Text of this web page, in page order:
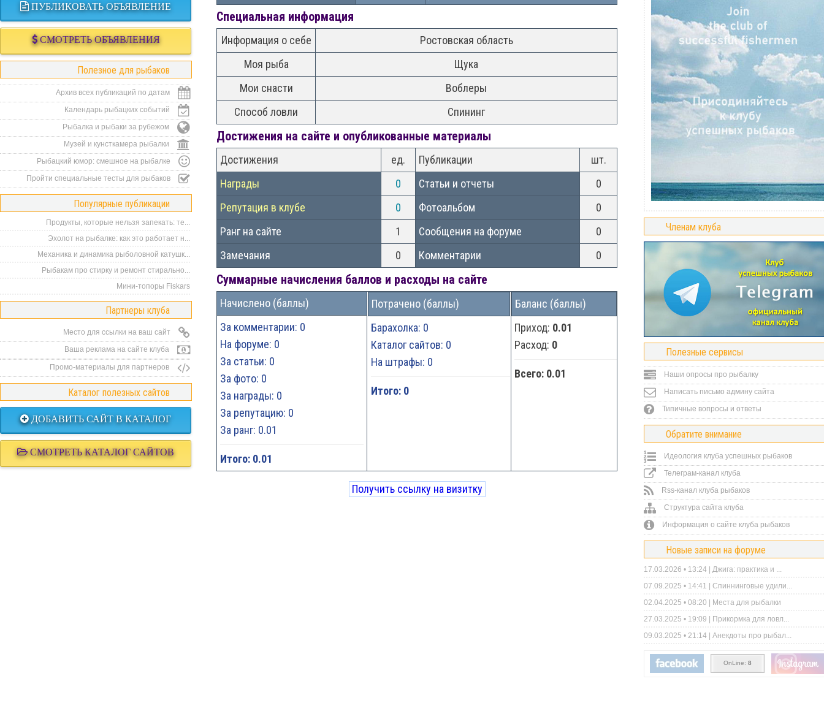
ПУБЛИКОВАТЬ ОБЪЯВЛЕНИЕ
СМОТРЕТЬ ОБЪЯВЛЕНИЯ
Полезное для рыбаков
Архив всех публикаций по датам
Календарь рыбацких событий
Рыбалка и рыбаки за рубежом
Музей и кунсткамера рыбалки
Рыбацкий юмор: смешное на рыбалке
Пройти специальные тесты для рыбаков
Популярные публикации
Продукты, которые нельзя запекать: те...
Эхолот на рыбалке: как это работает н...
Механика и динамика рыболовной катушк...
Рыбакам про стирку и ремонт стирально...
Мини-топоры Fiskars
Партнеры клуба
Место для ссылки на ваш сайт
Ваша реклама на сайте клуба
Промо-материалы для партнеров
Каталог полезных сайтов
ДОБАВИТЬ САЙТ В КАТАЛОГ
СМОТРЕТЬ КАТАЛОГ САЙТОВ
Специальная информация
Информация о себе
Ростовская область
Моя рыба
Щука
Мои снасти
Воблеры
Способ ловли
Спининг
Достижения на сайте и опубликованные материалы
Достижения ед. Публикации
шт.
Награды
0 Статьи и отчеты
0
Репутация в клубе
0 Фотоальбом
0
Ранг на сайте
1 Сообщения на форуме
0
Замечания
0 Комментарии 0
Суммарные начисления баллов и расходы на сайте
Начислено (баллы)
Потрачено (баллы)
Барахолка: 0
Каталог сайтов: 0
На штрафы: 0
Итого: 0
Баланс (баллы)
Приход: 0.01
Расход: 0
Всего: 0.01
За комментарии: 0
На форуме: 0
За статьи: 0
За фото: 0
За награды: 0
За репутацию: 0
За ранг: 0.01
Итого: 0.01
Получить ссылку на визитку
Членам клуба
Полезные сервисы
Наши опросы про рыбалку
Написать письмо админу сайта
Типичные вопросы и ответы
Обратите внимание
Идеология клуба успешных рыбаков
Телеграм-канал клуба
Rss-канал клуба рыбаков
Структура сайта клуба
Информация о сайте клуба рыбаков
Новые записи на форуме
17.03.2026 • 13:24 | Джига: практика и ...
07.09.2025 • 14:41 | Спиннинговые удили...
02.04.2025 • 08:20 |
Места для рыбалки
27.03.2025 • 19:09 |
Прикормка для ловл...
09.03.2025 • 21:14 | Анекдоты про рыбал...
OnLine: 8